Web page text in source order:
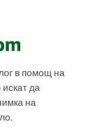
в помощ на
да
на